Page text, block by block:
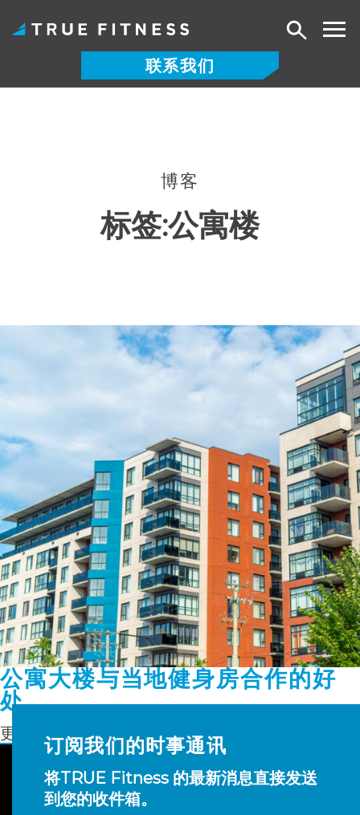
联系我们
搜
博客
标签:公寓楼
公寓大楼与当地健身房合作的好
处
更多信息
订阅我们的时事通讯
将TRUE Fitness 的最新消息直接发送
到您的收件箱。